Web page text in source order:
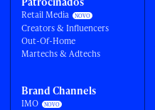
Retail Media
Creators & Influencers
Out-Of-Home
Martechs & Adtechs
Brand Channels
IMO